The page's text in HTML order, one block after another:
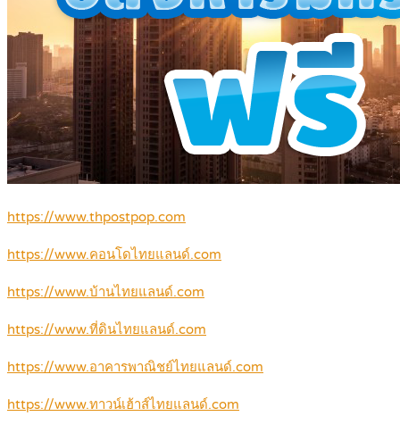
https://www.thpostpop.com
https://www.คอนโดไทยแลนด์.com
https://www.บ้านไทยแลนด์.com
https://www.ที่ดินไทยแลนด์.com
https://www.อาคารพาณิชย์ไทยแลนด์.com
https://www.ทาวน์เฮ้าส์ไทยแลนด์.com